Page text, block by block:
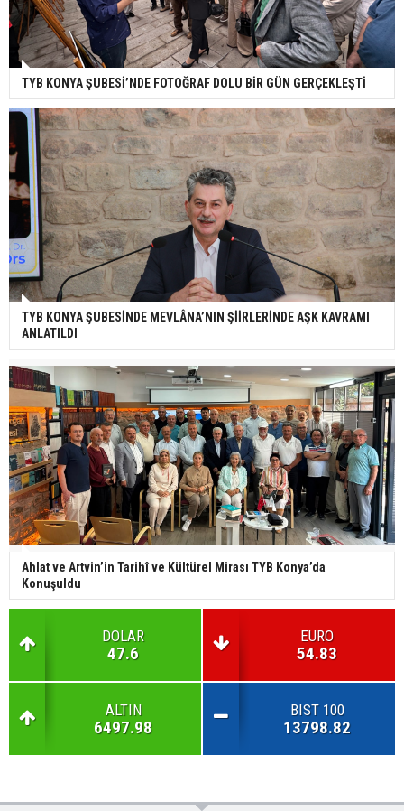
TYB KONYA ŞUBESİ’NDE FOTOĞRAF DOLU BİR GÜN GERÇEKLEŞTİ
TYB KONYA ŞUBESİNDE MEVLÂNA’NIN ŞİİRLERİNDE AŞK KAVRAMI
ANLATILDI
Ahlat ve Artvin’in Tarihî ve Kültürel Mirası TYB Konya’da
Konuşuldu
DOLAR
47.6
EURO
54.83
ALTIN
6497.98
BIST 100
13798.82